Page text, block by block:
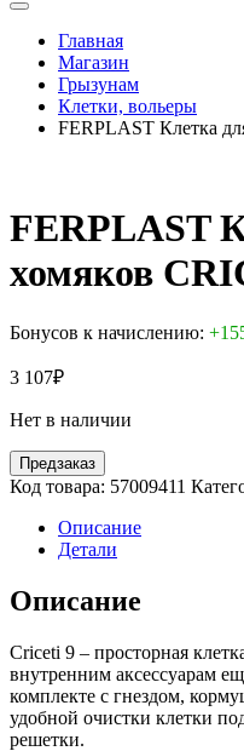
Главная
Магазин
Грызунам
Клетки, вольеры
FERPLAST Клетка
FERPLAST
хомяков
Бонусов к начислению:
3 107₽
Нет в наличии
Предзаказ
Код товара: 57009411
Описание
Детали
Описание
Criceti 9 – просторная
внутренним аксессуарам
комплекте с гнездом,
удобной очистки клетки
решетки.